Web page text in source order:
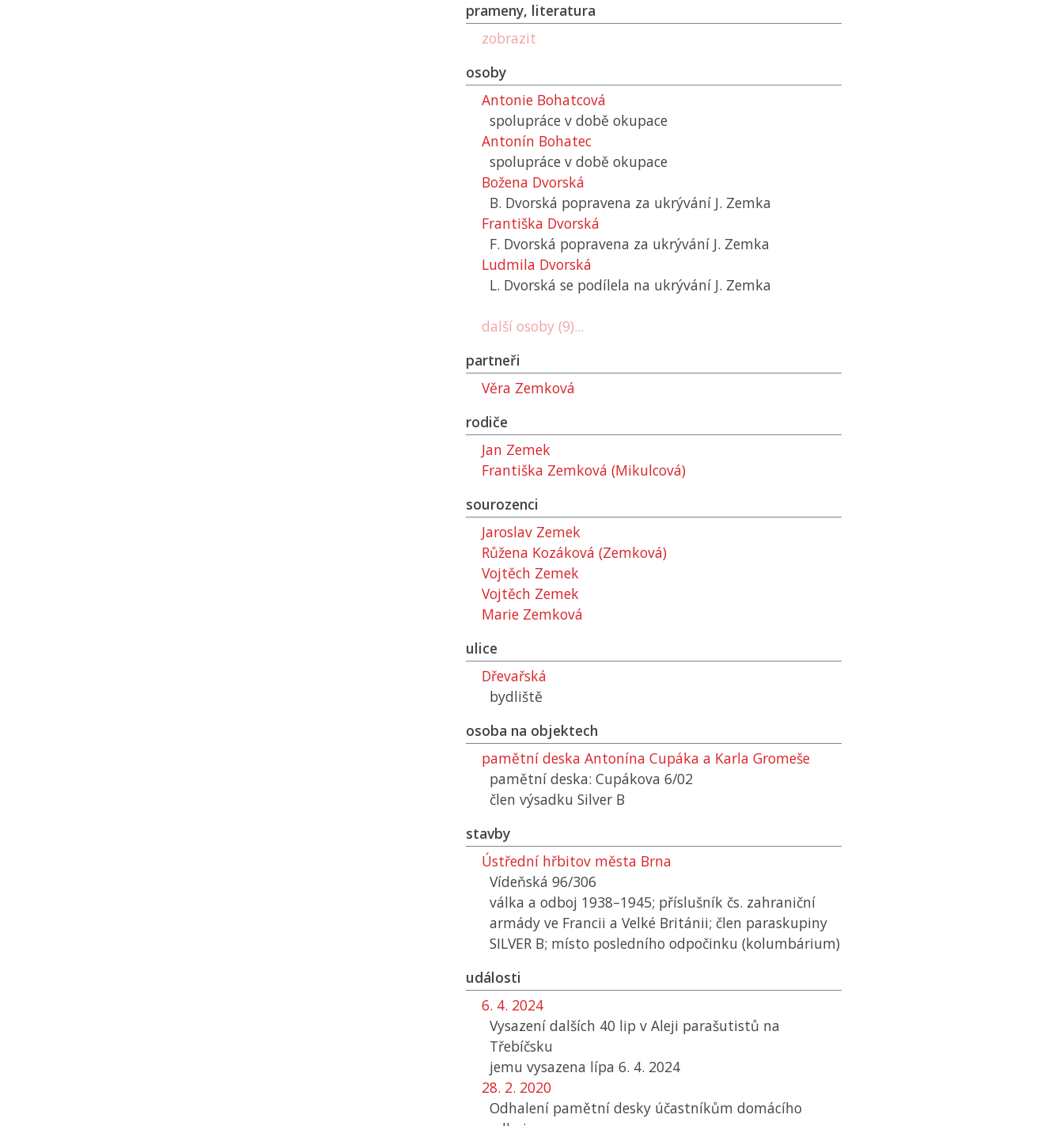
prameny, literatura
zobrazit
osoby
Antonie Bohatcová
spolupráce v době okupace
Antonín Bohatec
spolupráce v době okupace
Božena Dvorská
B. Dvorská popravena za ukrývání J. Zemka
Františka Dvorská
F. Dvorská popravena za ukrývání J. Zemka
Ludmila Dvorská
L. Dvorská se podílela na ukrývání J. Zemka
další osoby (9)...
partneři
Věra Zemková
rodiče
Jan Zemek
Františka Zemková (Mikulcová)
sourozenci
Jaroslav Zemek
Růžena Kozáková (Zemková)
Vojtěch Zemek
Vojtěch Zemek
Marie Zemková
ulice
Dřevařská
bydliště
osoba na objektech
pamětní deska Antonína Cupáka a Karla Gromeše
pamětní deska: Cupákova 6/02
člen výsadku Silver B
stavby
Ústřední hřbitov města Brna
Vídeňská 96/306
válka a odboj 1938–1945; příslušník čs. zahraniční
armády ve Francii a Velké Británii; člen paraskupiny
SILVER B; místo posledního odpočinku (kolumbárium)
události
6. 4. 2024
Vysazení dalších 40 lip v Aleji parašutistů na
Třebíčsku
jemu vysazena lípa 6. 4. 2024
28. 2. 2020
Odhalení pamětní desky účastníkům domácího